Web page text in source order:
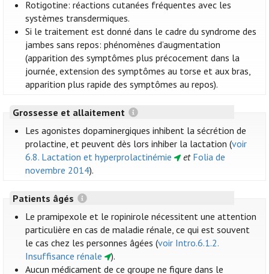
Rotigotine: réactions cutanées fréquentes avec les
systèmes transdermiques.
Si le traitement est donné dans le cadre du syndrome des
jambes sans repos: phénomènes d’augmentation
(apparition des symptômes plus précocement dans la
journée, extension des symptômes au torse et aux bras,
apparition plus rapide des symptômes au repos).
Grossesse et allaitement
Les agonistes dopaminergiques inhibent la sécrétion de
prolactine, et peuvent dès lors inhiber la lactation (voir
6.8. Lactation et hyperprolactinémie
et Folia de
novembre 2014).
Patients âgés
Le pramipexole et le ropinirole nécessitent une attention
particulière en cas de maladie rénale, ce qui est souvent
le cas chez les personnes âgées (voir Intro.6.1.2.
Insuffisance rénale
).
Aucun médicament de ce groupe ne figure dans le